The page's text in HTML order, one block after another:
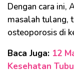
Dengan cara ini,
masalah tulang,
osteoporosis di
Baca Juga: 12
Kesehatan